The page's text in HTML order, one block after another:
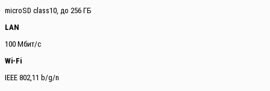
microSD class10, до 256 ГБ
LAN
100 Мбит/с
Wi-Fi
IEEE 802,11 b/g/n